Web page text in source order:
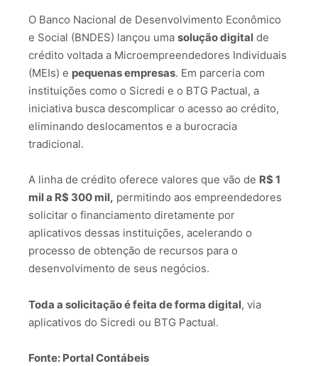
O Banco Nacional de Desenvolvimento Econômico
e Social (BNDES) lançou uma solução digital de
crédito voltada a Microempreendedores Individuais
(MEIs) e pequenas empresas. Em parceria com
instituições como o Sicredi e o BTG Pactual, a
iniciativa busca descomplicar o acesso ao crédito,
eliminando deslocamentos e a burocracia
tradicional.
A linha de crédito oferece valores que vão de R$ 1
mil a R$ 300 mil, permitindo aos empreendedores
solicitar o financiamento diretamente por
aplicativos dessas instituições, acelerando o
processo de obtenção de recursos para o
desenvolvimento de seus negócios.
Toda a solicitação é feita de forma digital, via
aplicativos do Sicredi ou BTG Pactual.
Fonte: Portal Contábeis